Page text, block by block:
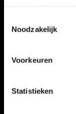
Noodzakelijk
Voorkeuren
Statistieken
VERHALEN
KALENDER
THEMA’S